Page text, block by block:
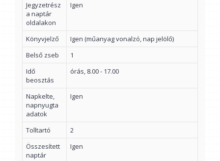
Jegyzetrész
a naptár
oldalakon
Igen
Könyvjelző
Igen (műanyag vonalzó, nap jelölő)
Belső zseb
1
Idő
beosztás
órás, 8.00 - 17.00
Napkelte,
napnyugta
adatok
Igen
Tolltartó
2
Összesített
naptár
Igen